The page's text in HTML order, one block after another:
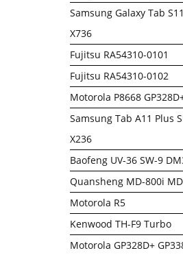
Samsung Galaxy Tab
X736
Fujitsu RA54310-0101
Fujitsu RA54310-0102
Motorola P8668
Samsung Tab A11 Plus
X236
Baofeng UV-36 SW-9
Quansheng MD-800i
Motorola R5
Kenwood TH-F9 Turbo
Motorola GP328D+